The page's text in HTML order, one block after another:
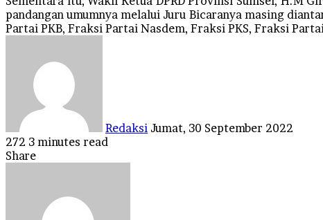
pandangan umumnya melalui Juru Bicaranya masing
Partai PKB, Fraksi Partai Nasdem, Fraksi PKS, Fraksi
Redaksi Jumat, 30 September 2022
272 3 minutes read
Facebook
Twitter
LinkedIn
Tumblr
Pinterest
Reddit
VKontakte
Odnoklassniki
Pocket
Share